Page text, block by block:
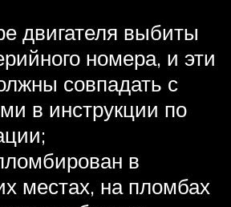
двигателя выбиты
номера, и эти
совпадать с
в инструкции по
в
местах, на пломбах